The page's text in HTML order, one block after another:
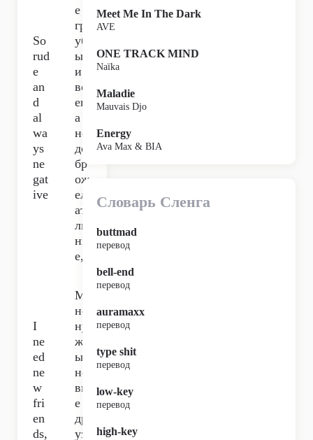
So
rud
e
an
d
al
wa
ys
ne
gat
ive
е
гр
уб
ые
и
вс
егд
а
не
до
бр
ож
ел
ате
ль
ны
е,
I
ne
ed
ne
w
fri
en
ds,
М
не
ну
жн
ы
но
вы
е
др
узь
Meet Me In The Dark
AVE
ONE TRACK MIND
Naïka
Maladie
Mauvais Djo
Energy
Ava Max & BIA
Словарь Сленга
buttmad
перевод
bell-end
перевод
auramaxx
перевод
type shit
перевод
low-key
перевод
high-key